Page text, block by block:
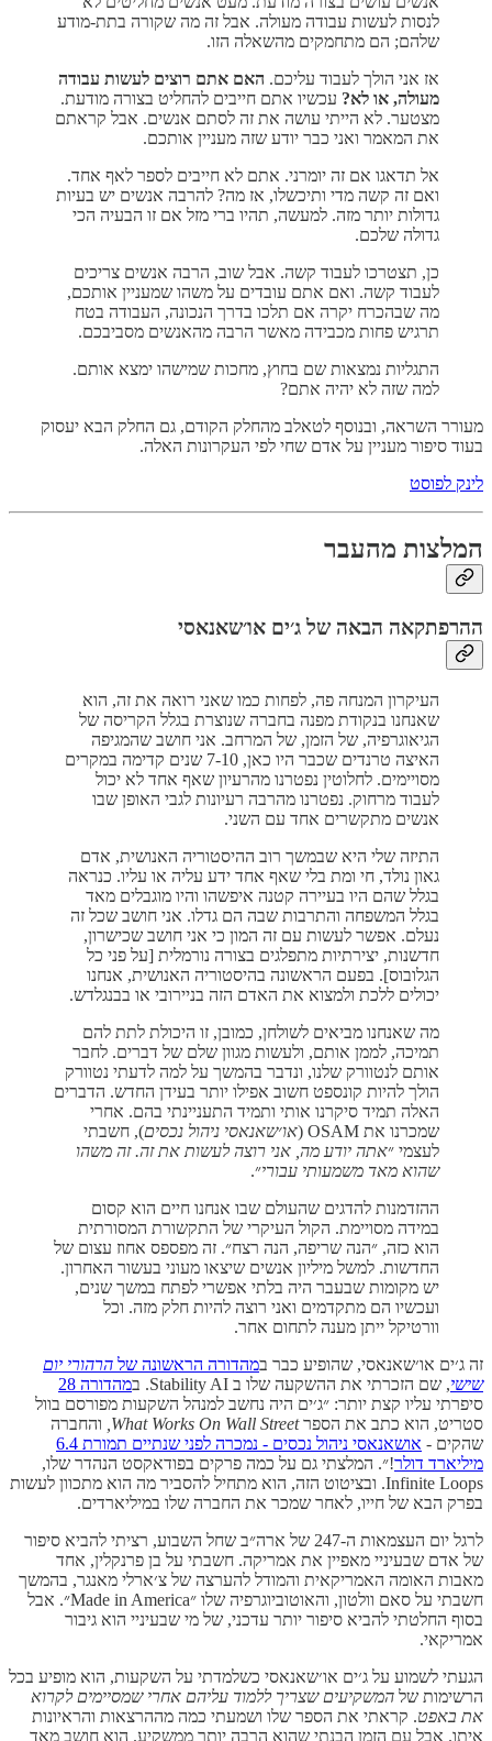
לנסות לעשות עבודה מעולה. אבל זה מה שקורה בתת-מודע
שלהם; הם מתחמקים מהשאלה הזו.
אז אני הולך לעבוד עליכם. האם אתם רוצים לעשות עבודה
מעולה, או לא? עכשיו אתם חייבים להחליט בצורה מודעת.
מצטער. לא הייתי עושה את זה לסתם אנשים. אבל קראתם
את המאמר ואני כבר יודע שזה מעניין אותכם.
אל תדאגו אם זה יומרני. אתם לא חייבים לספר לאף אחד.
ואם זה קשה מדי ותיכשלו, אז מה? להרבה אנשים יש בעיות
גדולות יותר מזה. למעשה, תהיו ברי מזל אם זו הבעיה הכי
גדולה שלכם.
כן, תצטרכו לעבוד קשה. אבל שוב, הרבה אנשים צריכים
לעבוד קשה. ואם אתם עובדים על משהו שמעניין אותכם,
מה שבהכרח יקרה אם תלכו בדרך הנכונה, העבודה בטח
תרגיש פחות מכבידה מאשר הרבה מהאנשים מסביבכם.
התגליות נמצאות שם בחוץ, מחכות שמישהו ימצא אותם.
למה שזה לא יהיה אתם?
מעורר השראה, ובנוסף לטאלב מהחלק הקודם, גם החלק הבא יעסוק
בעוד סיפור מעניין על אדם שחי לפי העקרונות האלה.
לינק לפוסט
המלצות מהעבר
ההרפתקאה הבאה של ג׳ים או׳שאנאסי
העיקרון המנחה פה, לפחות כמו שאני רואה את זה, הוא
שאנחנו בנקודת מפנה בחברה שנוצרת בגלל הקריסה של
הגיאוגרפיה, של הזמן, של המרחב. אני חושב שהמגיפה
האיצה טרנדים שכבר היו כאן, 7-10 שנים קדימה במקרים
מסויימים. לחלוטין נפטרנו מהרעיון שאף אחד לא יכול
לעבוד מרחוק. נפטרנו מהרבה רעיונות לגבי האופן שבו
אנשים מתקשרים אחד עם השני.
התיזה שלי היא שבמשך רוב ההיסטוריה האנושית, אדם
גאון נולד, חי ומת בלי שאף אחד ידע עליה או עליו. כנראה
בגלל שהם היו בעיירה קטנה איפשהו והיו מוגבלים מאד
בגלל המשפחה והתרבות שבה הם גדלו. אני חושב שכל זה
נעלם. אפשר לעשות עם זה המון כי אני חושב שכישרון,
חדשנות, יצירתיות מתפלגים בצורה נורמלית [על פני כל
הגלובוס]. בפעם הראשונה בהיסטוריה האנושית, אנחנו
יכולים ללכת ולמצוא את האדם הזה בניירובי או בבנגלדש.
מה שאנחנו מביאים לשולחן, כמובן, זו היכולת לתת להם
תמיכה, לממן אותם, ולעשות מגוון שלם של דברים. לחבר
אותם לנטוורק שלנו, ונדבר בהמשך על למה לדעתי נטוורק
הולך להיות קונספט חשוב אפילו יותר בעידן החדש. הדברים
האלה תמיד סיקרנו אותי ותמיד התעניינתי בהם. אחרי
שמכרנו את OSAM (
או׳שאנאסי ניהול נכסים), חשבתי
לעצמי ״אתה יודע מה, אני רוצה לעשות את זה. זה משהו
שהוא מאד משמעותי עבורי״.
ההזדמנות להדגים שהעולם שבו אנחנו חיים הוא קסום
במידה מסויימת. הקול העיקרי של התקשורת המסורתית
הוא כזה, ״הנה שריפה, הנה רצח״. זה מפספס אחוז עצום של
החדשות. למשל מיליון אנשים שיצאו מעוני בעשור האחרון.
יש מקומות שבעבר היה בלתי אפשרי לפתח במשך שנים,
ועכשיו הם מתקדמים ואני רוצה להיות חלק מזה. וכל
וורטיקל ייתן מענה לתחום אחר.
זה ג׳ים או׳שאנאסי, שהופיע כבר במהדורה הראשונה של הרהורי יום
שישי, שם הזכרתי את ההשקעה שלו ב Stability AI. ב
מהדורה 28
סיפרתי עליו קצת יותר: ״ג׳ים היה נחשב למנהל השקעות מפורסם בוול
סטריט, הוא כתב את הספרWhat Works On Wall Street, והחברה
שהקים -
אושאנאסי ניהול נכסים - נמכרה לפני שנתיים תמורת 6.4
מיליארד דולר!״. המלצתי גם על כמה פרקים בפודאקסט הנהדר שלו,
Infinite Loops. ובציטוט הזה, הוא מתחיל להסביר מה הוא מתכוון לעשות
בפרק הבא של חייו, לאחר שמכר את החברה שלו במיליארדים.
לרגל יום העצמאות ה-247 של ארה״ב שחל השבוע, רציתי להביא סיפור
של אדם שבעיניי מאפיין את אמריקה. חשבתי על בן פרנקלין, אחד
מאבות האומה האמריקאית והמודל להערצה של צ׳ארלי מאנגר, בהמשך
חשבתי על סאם וולטון, והאוטוביוגרפיה שלו ״Made in America״. אבל
בסוף החלטתי להביא סיפור יותר עדכני, של מי שבעיניי הוא גיבור
אמריקאי.
הגעתי לשמוע על ג׳ים או׳שאנאסי כשלמדתי על השקעות, הוא מופיע בכל
הרשימות של המשקיעים שצריך ללמוד עליהם אחרי שמסיימים לקרוא
את באפט. קראתי את הספר שלו ושמעתי כמה מההרצאות והראיונות
איתו. אבל עם הזמן הבנתי שהוא הרבה יותר ממשקיע. הוא חושב מאד